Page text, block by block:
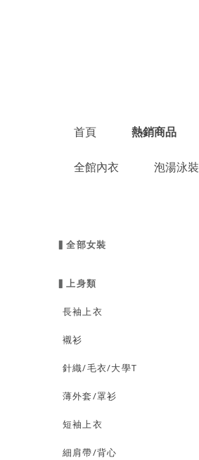
首頁 熱銷商品
全館內衣 泡湯泳裝
▍全部女裝
▍上身類
長袖上衣
襯衫
針織/毛衣/大學T
薄外套/罩衫
短袖上衣
細肩帶/背心